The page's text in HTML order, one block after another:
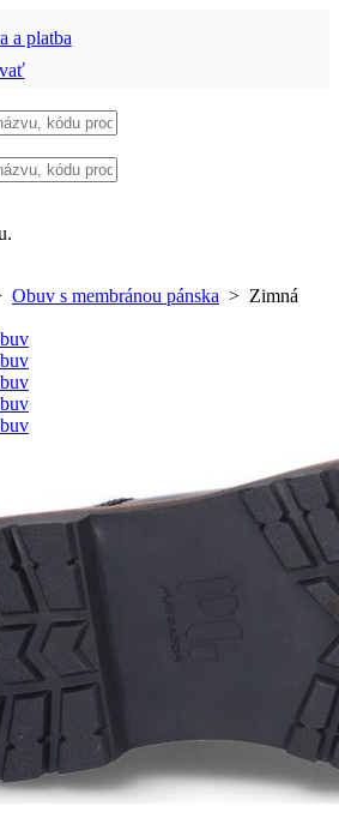
a platba
Obuv s membránou pánska > Zimná